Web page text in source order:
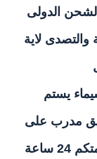
الدولى
والتصدى لاية
يستم
مدرب على
اعلى مستوى من الكفاءة ويعمل فى خدمتكم 24 ساعة